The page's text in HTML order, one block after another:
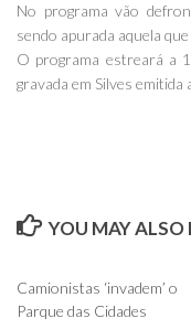
No programa vão
sendo apurada aquela
O programa estreará a
gravada em Silves emitida
YOU MAY ALSO
Camionistas ‘invadem’ o
Parque das Cidades